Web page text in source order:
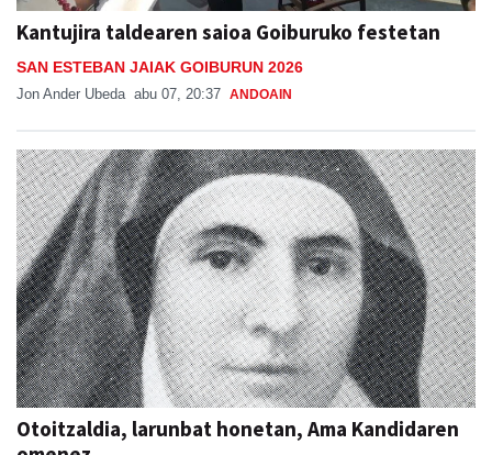
Kantujira taldearen saioa Goiburuko festetan
SAN ESTEBAN JAIAK GOIBURUN 2026
Jon Ander Ubeda abu 07, 20:37 ANDOAIN
Otoitzaldia, larunbat honetan, Ama Kandidaren